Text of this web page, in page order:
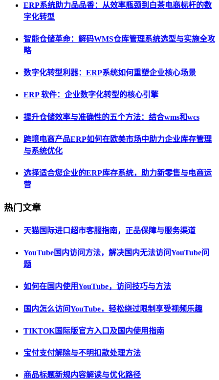
ERP系统助力品品香：从效率瓶颈到白茶电商标杆的数
字化转型
智能仓储革命：解码WMS仓库管理系统选型与实施全攻
略
数字化转型利器：ERP系统如何重塑企业核心场景
ERP 软件：企业数字化转型的核心引擎
提升仓储效率与准确性的五个方法：结合wms和wcs
跨境电商产品ERP如何在欧美市场中助力企业库存管理
与系统优化
选择适合您企业的ERP库存系统，助力新零售与电商运
营
热门文章
天猫国际进口超市客服指南，正品保障与服务渠道
YouTube国内访问方法，解决国内无法访问YouTube问
题
如何在国内使用YouTube，访问技巧与方法
国内怎么访问YouTube，轻松绕过限制享受视频乐趣
TIKTOK国际版官方入口及国内使用指南
宝付支付解除与不明扣款处理方法
商品标题新规内容解读与优化路径